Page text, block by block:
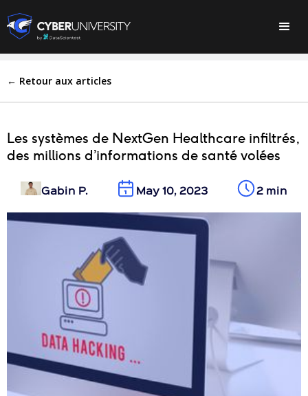
← Retour aux articles
Les systèmes de NextGen Healthcare infiltrés,
des millions d’informations de santé volées
Gabin P. May 10, 2023 2 min